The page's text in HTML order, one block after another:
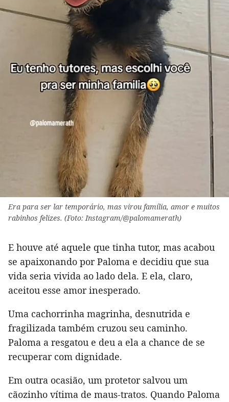
Era para ser lar temporário, mas virou família, amor e muitos
rabinhos felizes. (Foto: Instagram/@palomamerath)
E houve até aquele que tinha tutor, mas acabou
se apaixonando por Paloma e decidiu que sua
vida seria vivida ao lado dela. E ela, claro,
aceitou esse amor inesperado.
Uma cachorrinha magrinha, desnutrida e
fragilizada também cruzou seu caminho.
Paloma a resgatou e deu a ela a chance de se
recuperar com dignidade.
Em outra ocasião, um protetor salvou um
cãozinho vítima de maus-tratos. Quando Paloma